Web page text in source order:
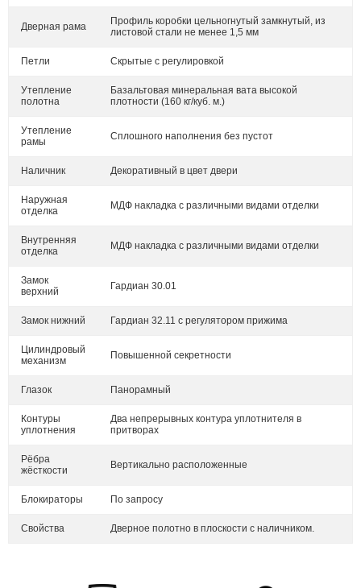
Дверная рама
Профиль коробки цельногнутый замкнутый, из
листовой стали не менее 1,5 мм
Петли Скрытые с регулировкой
Утепление
полотна
Базальтовая минеральная вата высокой
плотности (160 кг/куб. м.)
Утепление
рамы
Сплошного наполнения без пустот
Наличник Декоративный в цвет двери
Наружная
отделка
МДФ накладка с различными видами отделки
Внутренняя
отделка
МДФ накладка с различными видами отделки
Замок
верхний
Гардиан 30.01
Замок нижний Гардиан 32.11 с регулятором прижима
Цилиндровый
механизм
Повышенной секретности
Глазок Панорамный
Контуры
уплотнения
Два непрерывных контура уплотнителя в
притворах
Рёбра
жёсткости
Вертикально расположенные
Блокираторы По запросу
Свойства Дверное полотно в плоскости с наличником.